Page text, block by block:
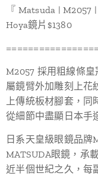
『 Matsuda |
Hoya鏡片$1380
M2057 採用粗線條
屬鏡臂外加雕刻上花
上傳統板材腳套，同
從細節中盡顯日本手
日系天皇級眼鏡品牌
MATSUDA眼鏡，承
近半個世紀之久，每